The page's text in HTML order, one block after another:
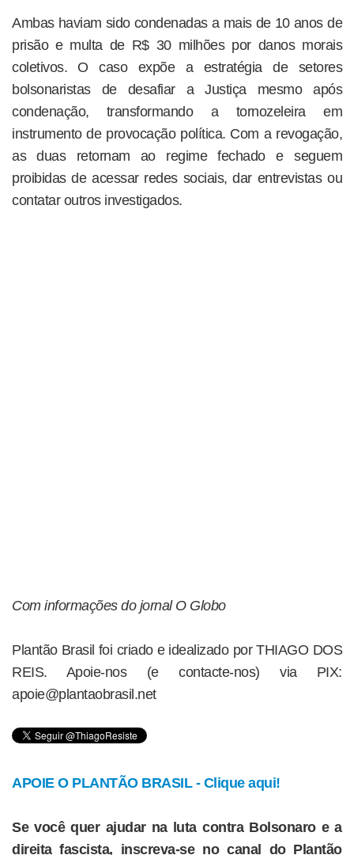
Ambas haviam sido condenadas a mais de 10 anos de
prisão e multa de R$ 30 milhões por danos morais
coletivos. O caso expõe a estratégia de setores
bolsonaristas de desafiar a Justiça mesmo após
condenação, transformando a tornozeleira em
instrumento de provocação política. Com a revogação,
as duas retornam ao regime fechado e seguem
proibidas de acessar redes sociais, dar entrevistas ou
contatar outros investigados.
Com informações do jornal O Globo
Plantão Brasil foi criado e idealizado por THIAGO DOS
REIS. Apoie-nos (e contacte-nos) via PIX:
apoie@plantaobrasil.net
APOIE O PLANTÃO BRASIL - Clique aqui!
Se você quer ajudar na luta contra Bolsonaro e a
direita fascista, inscreva-se no canal do Plantão